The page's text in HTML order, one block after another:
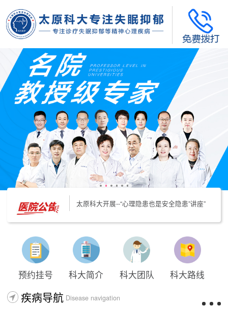
太原科大开展--“心理隐患也是安全隐患”讲座”
太原科大开展心理沙盘团体体验系列公益活动
预约挂号 科大简介 科大团队 科大路线
疾病导航 Disease navigation